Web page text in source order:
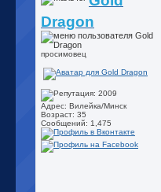
Dragon
просимовец
Адрес: Вилейка/Минск
Возраст: 35
Сообщений: 1,475